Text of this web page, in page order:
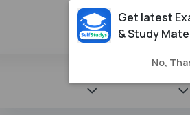
Get latest
& Study
No,